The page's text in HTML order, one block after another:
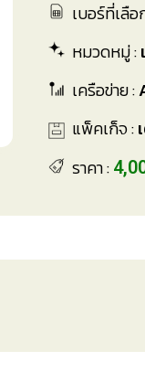
เบอร์ที่เลือ
หมวดหมู่ :
เครือข่าย :
แพ็คเก็จ :
ราคา :